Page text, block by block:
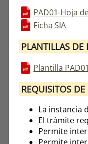
PAD01-Hoja
Ficha SIA
PLANTILLAS DE
Plantilla
REQUISITOS
La instancia
El trámite
Permite